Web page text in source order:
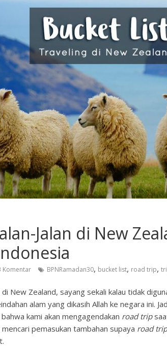
Jalan di New
Komentar BPNRamadan30, bucket list, road trip,
New Zealand, sayang sekali kalau tidak
alam yang dikasih Allah ke negara ini.
kami akan mengagendakan road trip
pemasukan tambahan supaya road trip